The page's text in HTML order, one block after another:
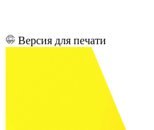
Версия для печати